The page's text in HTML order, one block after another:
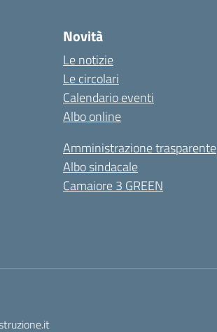
Novità
Le notizie
Le circolari
Calendario eventi
Albo online
Amministrazione trasparente
Albo sindacale
Camaiore 3 GREEN